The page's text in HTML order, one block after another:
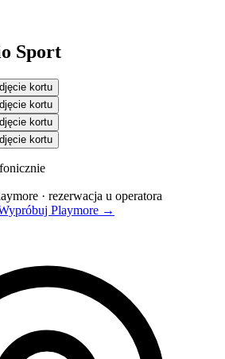
Sport
· rezerwacja u operatora
Playmore →